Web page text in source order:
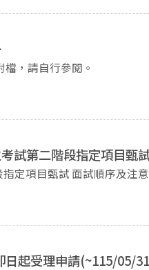
核准修讀輔系學生名冊 如附檔，請自行參閱。
試第二階段指定項目甄
日起受理申請(~115/05/